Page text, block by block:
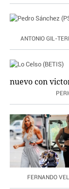
ANTONIO GIL-
nuevo con
FERNANDO